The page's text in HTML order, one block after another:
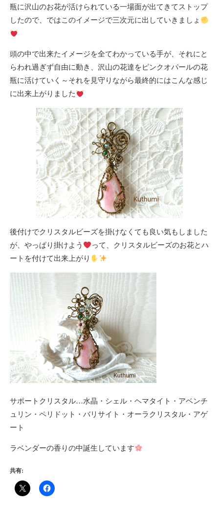
瓶に沢山のお花が活けられている一場面が出てきてストップ
したので、ではこのイメージで三次元に出していきましょ
頭の中で出来たイメージを全てわかっている手が、それにと
らわれ過ぎず自由に動き、沢山の花達をピンクオパールの花
瓶に活けていく～それを見守りながら最終的にはこんな感じ
に出来上がりました
後付けでクリスタルビーズを掛けなくても良い気もしました
が、やっぱり掛けよう
って、クリスタルビーズのお花とハ
ートを付けて出来上がり
サポートクリスタル…水晶・シェル・ヘマタイト・アベンチ
ュリン・ペリドット・バリサイト・オーラクリスタル・アゲ
ート
ラベンダーの香りの中誕生しています
共有: